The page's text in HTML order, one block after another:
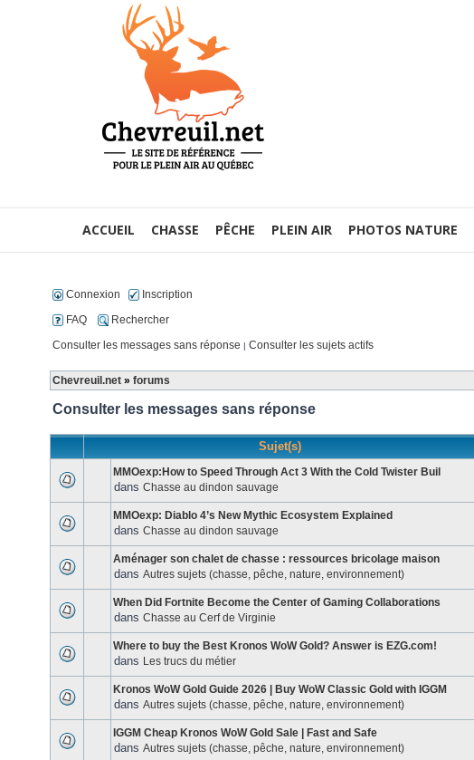
ACCUEIL CHASSE PÊCHE PLEIN AIR PHOTOS NATURE
Connexion
Inscription
FAQ
Rechercher
Consulter les messages sans réponse | Consulter les sujets actifs
Chevreuil.net » forums
Consulter les messages sans réponse
Sujet(s)
MMOexp:How to Speed Through Act 3 With the Cold Twister Buil
dans Chasse au dindon sauvage
MMOexp: Diablo 4’s New Mythic Ecosystem Explained
dans Chasse au dindon sauvage
Aménager son chalet de chasse : ressources bricolage maison
dans Autres sujets (chasse, pêche, nature, environnement)
When Did Fortnite Become the Center of Gaming Collaborations
dans Chasse au Cerf de Virginie
Where to buy the Best Kronos WoW Gold? Answer is EZG.com!
dans Les trucs du métier
Kronos WoW Gold Guide 2026 | Buy WoW Classic Gold with IGGM
dans Autres sujets (chasse, pêche, nature, environnement)
IGGM Cheap Kronos WoW Gold Sale | Fast and Safe
dans Autres sujets (chasse, pêche, nature, environnement)